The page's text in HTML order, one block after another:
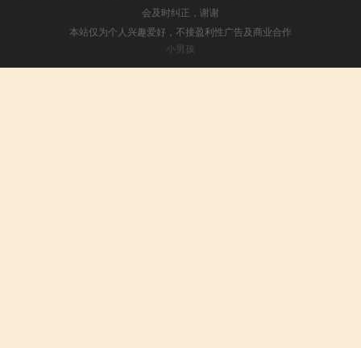
会及时纠正，谢谢
本站仅为个人兴趣爱好，不接盈利性广告及商业合作
小男孩